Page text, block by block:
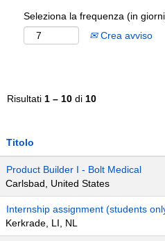
Seleziona la frequenza (in
Crea avviso
Risultati 1 – 10 di 10
Titolo
Product Builder I - Bolt Medical
Carlsbad, United States
Internship assignment (students
Kerkrade, LI, NL